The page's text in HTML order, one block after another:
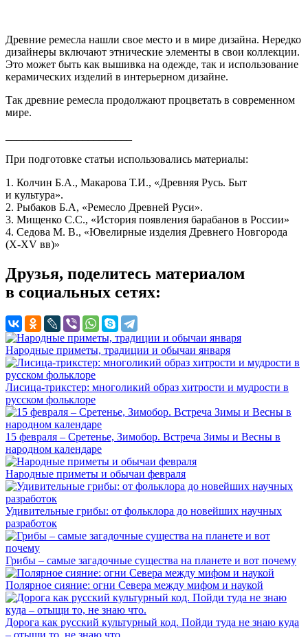
Древние ремесла нашли свое место и в мире дизайна. Нередко
дизайнеры включают этнические элементы в свои коллекции.
Это может быть как вышивка на одежде, так и использование
керамических изделий в интерьерном дизайне.
Так древние ремесла продолжают процветать в современном
мире.
При подготовке статьи использовались материалы:
1. Колчин Б.А., Макарова Т.И., «Древняя Русь. Быт
и культура».
2. Рыбаков Б.А, «Ремесло Древней Руси».
3. Мищенко С.С., «История появления барабанов в России»
4. Седова М. В., «Ювелирные изделия Древнего Новгорода
(Х-ХV вв)»
Друзья, поделитесь материалом
в социальных сетях:
Народные приметы, традиции и обычаи января
Лисица-трикстер: многоликий образ хитрости и мудрости в
русском фольклоре
15 февраля – Сретенье, Зимобор. Встреча Зимы и Весны в
народном календаре
Народные приметы и обычаи февраля
Удивительные грибы: от фольклора до новейших научных
разработок
Грибы – самые загадочные существа на планете и вот почему
Полярное сияние: огни Севера между мифом и наукой
Дорога как русский культурный код. Пойди туда не знаю куда